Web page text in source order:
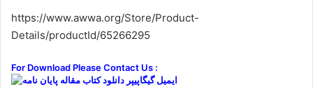
https://www.awwa.org/Store/Product-
Details/productId/65266295
For Download Please Contact Us :